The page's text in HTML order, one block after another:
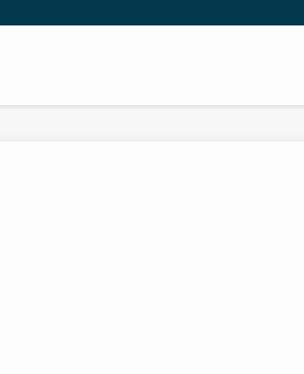
んでいる方々が簡単に痩せることが出来るよ